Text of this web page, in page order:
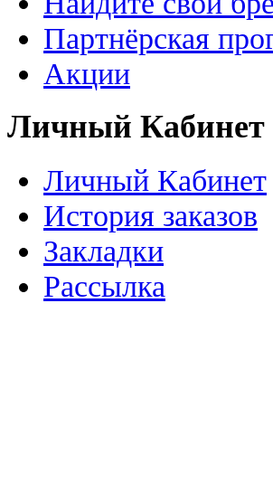
Партнёрская
Акции
Личный Кабинет
Личный Кабинет
История заказов
Закладки
Рассылка